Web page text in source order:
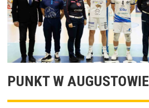
PUNKT W AUGUSTOWIE